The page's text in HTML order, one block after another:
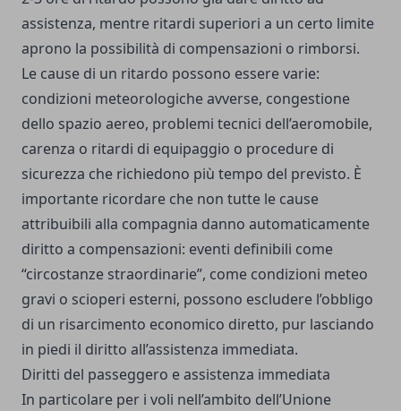
assistenza, mentre ritardi superiori a un certo limite
aprono la possibilità di compensazioni o rimborsi.
Le cause di un ritardo possono essere varie:
condizioni meteorologiche avverse, congestione
dello spazio aereo, problemi tecnici dell’aeromobile,
carenza o ritardi di equipaggio o procedure di
sicurezza che richiedono più tempo del previsto. È
importante ricordare che non tutte le cause
attribuibili alla compagnia danno automaticamente
diritto a compensazioni: eventi definibili come
“circostanze straordinarie”, come condizioni meteo
gravi o scioperi esterni, possono escludere l’obbligo
di un risarcimento economico diretto, pur lasciando
in piedi il diritto all’assistenza immediata.
Diritti del passeggero e assistenza immediata
In particolare per i voli nell’ambito dell’Unione